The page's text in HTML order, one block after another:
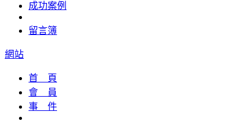
成功案例
留言簿
網站
首 頁
會 員
事 件